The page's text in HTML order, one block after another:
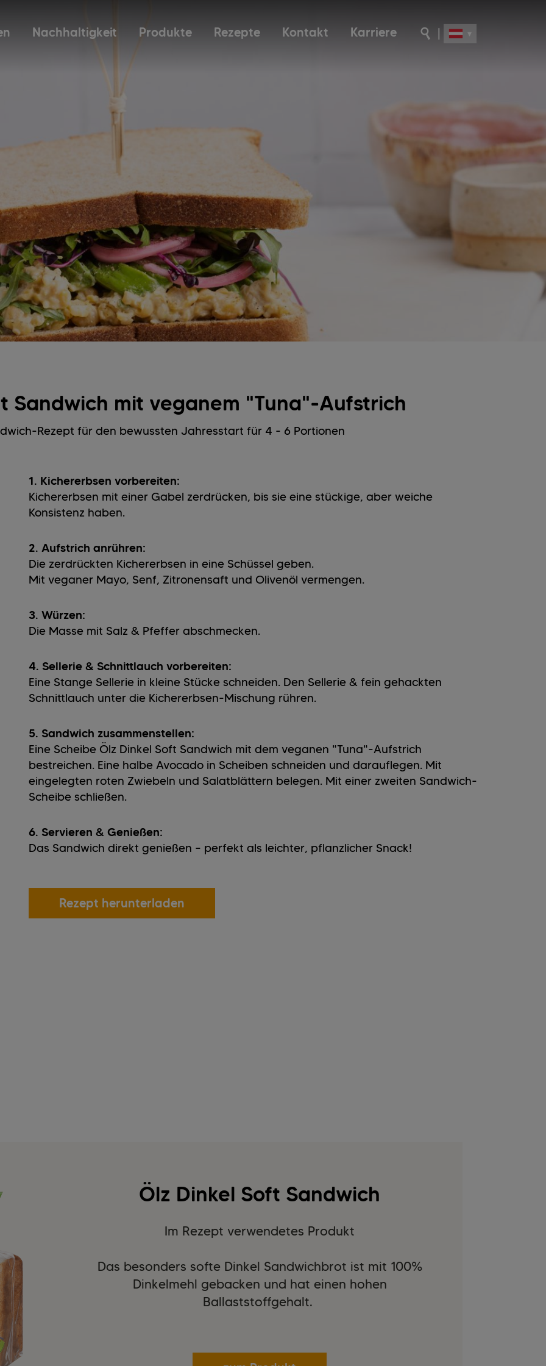
Nachhaltigkeit Produkte Rezepte Kontakt Karriere
Sandwich mit veganem "Tuna"-Aufstrich
Rezept für den bewussten Jahresstart für 4 - 6 Portionen
1. Kichererbsen vorbereiten:
Kichererbsen mit einer Gabel zerdrücken, bis sie eine stückige, aber weiche
Konsistenz haben.
2. Aufstrich anrühren:
Die zerdrückten Kichererbsen in eine Schüssel geben.
Mit veganer Mayo, Senf, Zitronensaft und Olivenöl vermengen.
3. Würzen:
Die Masse mit Salz & Pfeffer abschmecken.
4. Sellerie & Schnittlauch vorbereiten:
Eine Stange Sellerie in kleine Stücke schneiden. Den Sellerie & fein gehackten
Schnittlauch unter die Kichererbsen-Mischung rühren.
5. Sandwich zusammenstellen:
Eine Scheibe Ölz Dinkel Soft Sandwich mit dem veganen "Tuna"-Aufstrich
bestreichen. Eine halbe Avocado in Scheiben schneiden und darauflegen. Mit
eingelegten roten Zwiebeln und Salatblättern belegen. Mit einer zweiten Sandwich-
Scheibe schließen.
6. Servieren & Genießen:
Das Sandwich direkt genießen – perfekt als leichter, pflanzlicher Snack!
Rezept herunterladen
Ölz Dinkel Soft Sandwich
Im Rezept verwendetes Produkt
Das besonders softe Dinkel Sandwichbrot ist mit 100%
Dinkelmehl gebacken und hat einen hohen
Ballaststoffgehalt.